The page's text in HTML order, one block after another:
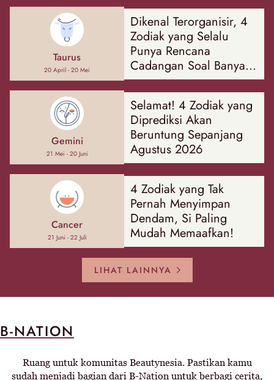
Taurus
20 April - 20 Mei
Dikenal Terorganisir, 4
Zodiak yang Selalu
Punya Rencana
Cadangan Soal Banyak
Hal
Gemini
21 Mei - 20 Juni
Selamat! 4 Zodiak yang
Diprediksi Akan
Beruntung Sepanjang
Agustus 2026
Cancer
21 Juni - 22 Juli
4 Zodiak yang Tak
Pernah Menyimpan
Dendam, Si Paling
Mudah Memaafkan!
LIHAT LAINNYA
B-NATION
Ruang untuk komunitas Beautynesia. Pastikan kamu
sudah menjadi bagian dari B-Nation untuk berbagi cerita,